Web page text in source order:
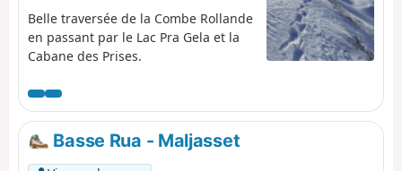
Belle traversée de la Combe Rollande
en passant par le Lac Pra Gela et la
Cabane des Prises.
Basse Rua - Maljasset